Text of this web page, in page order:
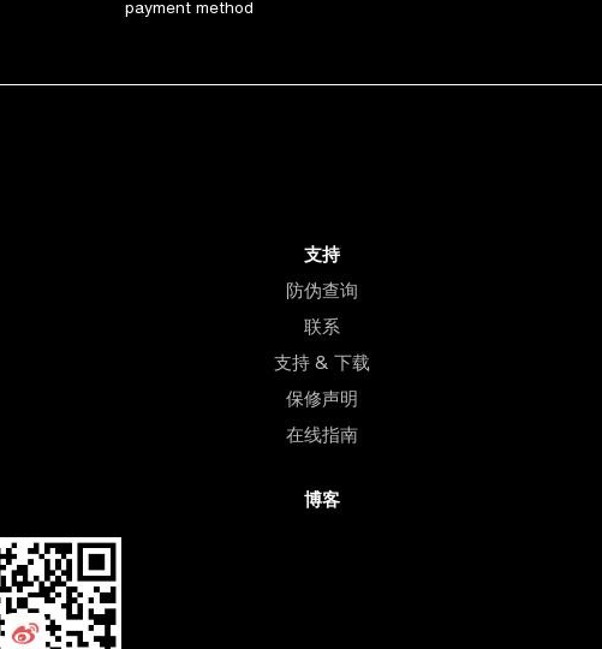
payment method
支持
防伪查询
联系
支持 & 下载
保修声明
在线指南
博客